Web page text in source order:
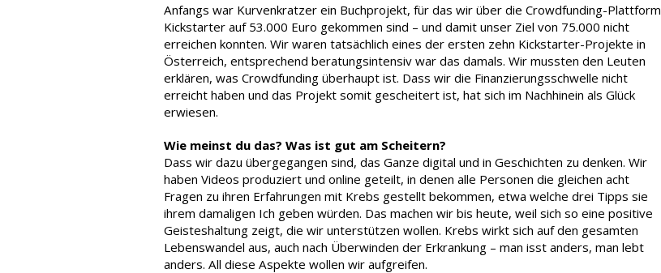
Anfangs war Kurvenkratzer ein Buchprojekt, für das wir über die Crowdfunding-Plattform
Kickstarter auf 53.000 Euro gekommen sind – und damit unser Ziel von 75.000 nicht
erreichen konnten. Wir waren tatsächlich eines der ersten zehn Kickstarter-Projekte in
Österreich, entsprechend beratungsintensiv war das damals. Wir mussten den Leuten
erklären, was Crowdfunding überhaupt ist. Dass wir die Finanzierungsschwelle nicht
erreicht haben und das Projekt somit gescheitert ist, hat sich im Nachhinein als Glück
erwiesen.
Wie meinst du das? Was ist gut am Scheitern?
Dass wir dazu übergegangen sind, das Ganze digital und in Geschichten zu denken. Wir
haben Videos produziert und online geteilt, in denen alle Personen die gleichen acht
Fragen zu ihren Erfahrungen mit Krebs gestellt bekommen, etwa welche drei Tipps sie
ihrem damaligen Ich geben würden. Das machen wir bis heute, weil sich so eine positive
Geisteshaltung zeigt, die wir unterstützen wollen. Krebs wirkt sich auf den gesamten
Lebenswandel aus, auch nach Überwinden der Erkrankung – man isst anders, man lebt
anders. All diese Aspekte wollen wir aufgreifen.